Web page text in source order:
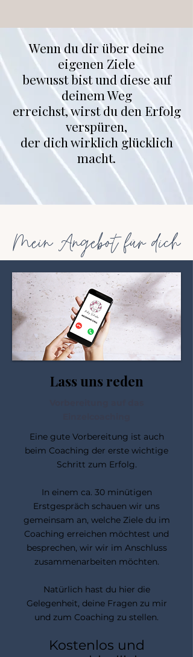
Wenn du dir über deine
eigenen Ziele
bewusst bist und diese auf
deinem Weg
erreichst, wirst du den Erfolg
verspüren,
der dich wirklich glücklich
macht.
Mein Angebot für dich
Lass uns reden
Eine gute Vorbereitung ist auch
beim Coaching der erste wichtige
Schritt zum Erfolg.
In einem ca. 30 minütigen
Erstgespräch schauen wir uns
gemeinsam an, welche Ziele du im
Coaching erreichen möchtest und
besprechen, wir wir im Anschluss
zusammenarbeiten möchten.
Natürlich hast du hier die
Gelegenheit, deine Fragen zu mir
und zum Coaching zu stellen.
Kostenlos und